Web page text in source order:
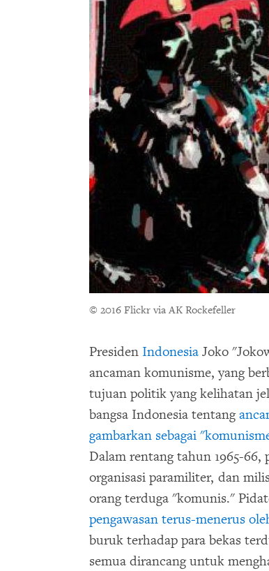
© 2016 Flickr via AK Rockefeller
Presiden Indonesia Joko
ancaman komunisme, yang
tujuan politik yang kelihatan
bangsa Indonesia tentang
gambarkan sebagai
Dalam rentang tahun 1965-66,
organisasi paramiliter, dan
orang terduga "komunis."
pengawasan terus-menerus
buruk terhadap para bekas
semua dirancang untuk